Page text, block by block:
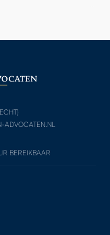
ADVOCATEN.NL
BEREIKBAAR